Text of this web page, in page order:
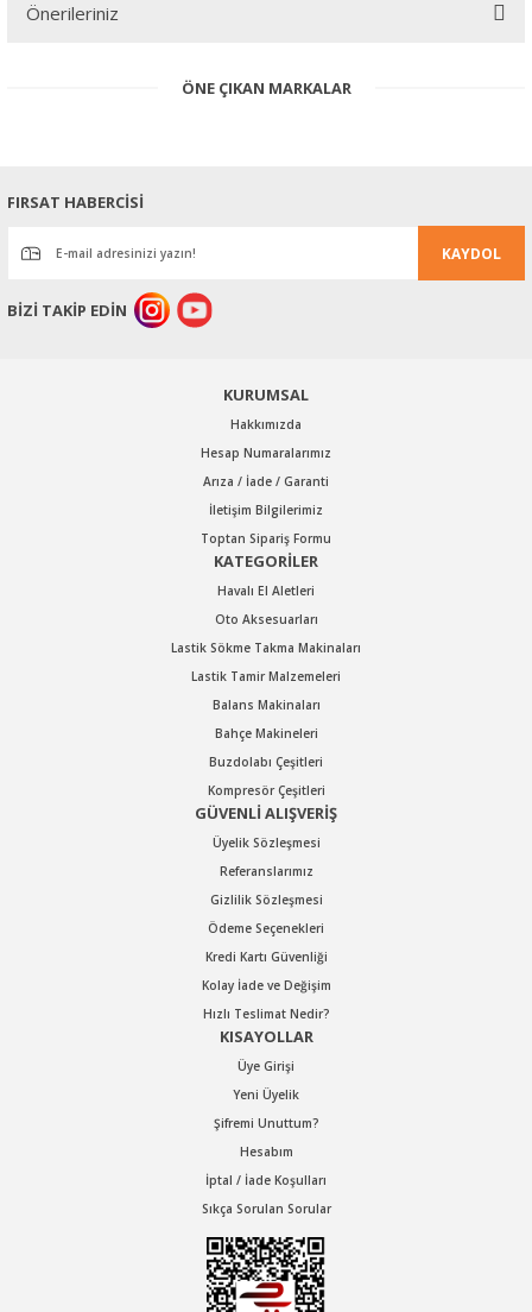
Önerileriniz
konularda yetersiz gördüğünüz noktaları öneri formunu kullanarak
Ürün resmi kalitesiz, bozuk veya görüntülenemiyor.
Ürün bilgilerinde hatalar bulunuyor.
Ürün fiyatı diğer sitelerden daha pahalı.
Bu ürüne benzer farklı alternatifler olmalı.
Gönder
ÖNE ÇIKAN MARKALAR
FIRSAT HABERCİSİ
KAYDOL
BİZİ TAKİP EDİN
KURUMSAL
Hakkımızda
Hesap Numaralarımız
Arıza / İade / Garanti
İletişim Bilgilerimiz
Toptan Sipariş Formu
KATEGORİLER
Havalı El Aletleri
Oto Aksesuarları
Lastik Sökme Takma Makinaları
Lastik Tamir Malzemeleri
Balans Makinaları
Bahçe Makineleri
Buzdolabı Çeşitleri
Kompresör Çeşitleri
GÜVENLİ ALIŞVERİŞ
Üyelik Sözleşmesi
Referanslarımız
Gizlilik Sözleşmesi
Ödeme Seçenekleri
Kredi Kartı Güvenliği
Kolay İade ve Değişim
Hızlı Teslimat Nedir?
KISAYOLLAR
Üye Girişi
Yeni Üyelik
Şifremi Unuttum?
Hesabım
İptal / İade Koşulları
Sıkça Sorulan Sorular